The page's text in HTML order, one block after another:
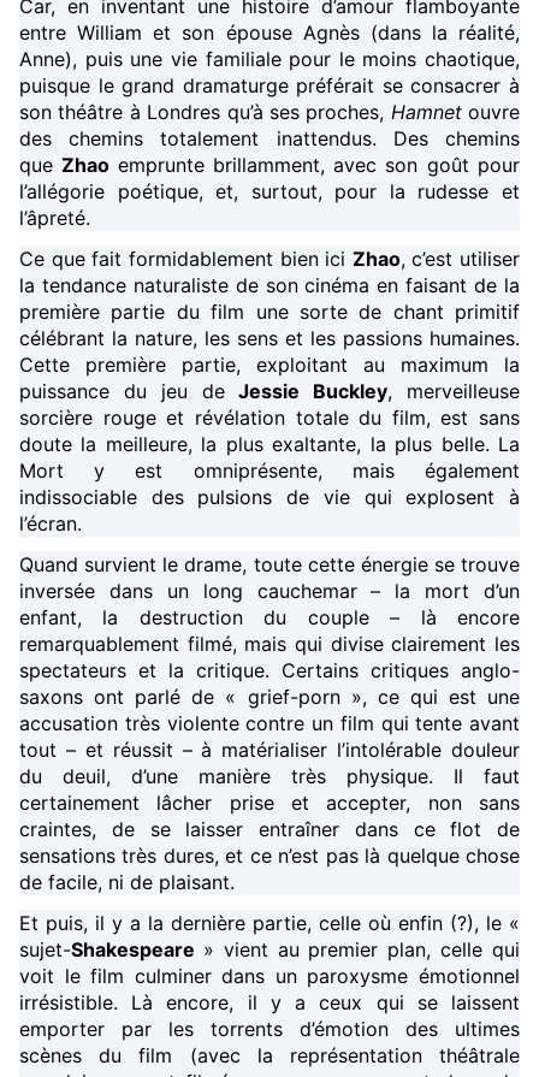
Car, en inventant une histoire d’amour flamboyante
entre William et son épouse Agnès (dans la réalité,
Anne), puis une vie familiale pour le moins chaotique,
puisque le grand dramaturge préférait se consacrer à
son théâtre à Londres qu’à ses proches, Hamnet ouvre
des chemins totalement inattendus. Des chemins
que Zhao emprunte brillamment, avec son goût pour
l’allégorie poétique, et, surtout, pour la rudesse et
l’âpreté.
Ce que fait formidablement bien ici Zhao, c’est utiliser
la tendance naturaliste de son cinéma en faisant de la
première partie du film une sorte de chant primitif
célébrant la nature, les sens et les passions humaines.
Cette première partie, exploitant au maximum la
puissance du jeu de Jessie Buckley, merveilleuse
sorcière rouge et révélation totale du film, est sans
doute la meilleure, la plus exaltante, la plus belle. La
Mort y est omniprésente, mais également
indissociable des pulsions de vie qui explosent à
l’écran.
Quand survient le drame, toute cette énergie se trouve
inversée dans un long cauchemar – la mort d’un
enfant, la destruction du couple – là encore
remarquablement filmé, mais qui divise clairement les
spectateurs et la critique. Certains critiques anglo-
saxons ont parlé de « grief-porn », ce qui est une
accusation très violente contre un film qui tente avant
tout – et réussit – à matérialiser l’intolérable douleur
du deuil, d’une manière très physique. Il faut
certainement lâcher prise et accepter, non sans
craintes, de se laisser entraîner dans ce flot de
sensations très dures, et ce n’est pas là quelque chose
de facile, ni de plaisant.
Et puis, il y a la dernière partie, celle où enfin (?), le «
sujet-Shakespeare » vient au premier plan, celle qui
voit le film culminer dans un paroxysme émotionnel
irrésistible. Là encore, il y a ceux qui se laissent
emporter par les torrents d’émotion des ultimes
scènes du film (avec la représentation théâtrale